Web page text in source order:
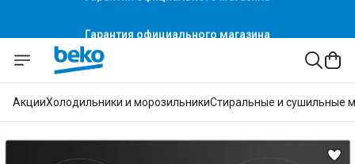
АкцииХолодильники и морозильникиСтиральные и сушильные